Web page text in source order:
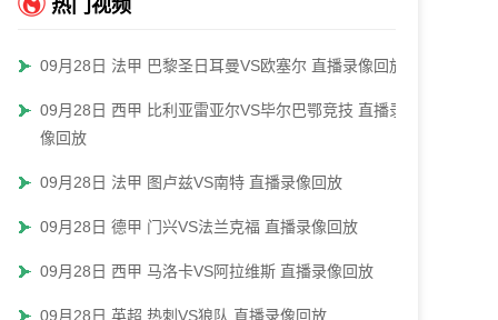
热门视频
09月28日 法甲 巴黎圣日耳曼VS欧塞尔 直播录像回放
09月28日 西甲 比利亚雷亚尔VS毕尔巴鄂竞技 直播录
像回放
09月28日 法甲 图卢兹VS南特 直播录像回放
09月28日 德甲 门兴VS法兰克福 直播录像回放
09月28日 西甲 马洛卡VS阿拉维斯 直播录像回放
09月28日 英超 热刺VS狼队 直播录像回放